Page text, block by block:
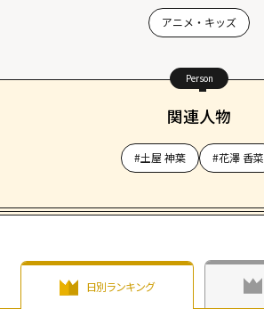
アニメ・キッズ
Person
関連人物
#土屋 神葉 #花澤 香菜
日別ランキング